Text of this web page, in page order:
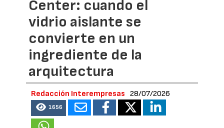
Center: cuando el
vidrio aislante se
convierte en un
ingrediente de la
arquitectura
Redacción Interempresas 28/07/2026
1656